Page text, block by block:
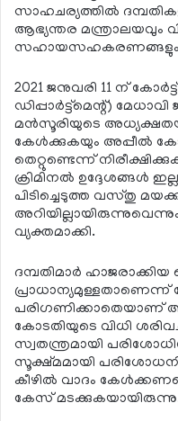
സാഹചര്യത്തില്‍
ആഭ്യന്തര മന്ത്രാലയവും
സഹായസഹകരണങ്ങളും
2021 ജനുവരി 11 ന്
ഡിപ്പാര്‍ട്ട്‌മെന്റ്)
മന്‍സൂരിയുടെ
കേള്‍ക്കുകയും അപ്പീല്‍
തെറ്റുണ്ടെന്ന്
ക്രിമിനല്‍ ഉദ്ദേശങ്ങള്‍
പിടിച്ചെടുത്ത വസ്തു
വ്യക്തമാക്കി.
ദമ്പതിമാര്‍
പ്രാധാന്യമുള്ളതാണെന്ന്
പരിഗണിക്കാതെയാണ്
കോടതിയുടെ വിധി
സ്വതന്ത്രമായി
സൂക്ഷ്മമായി
കീഴില്‍ വാദം
കേസ്